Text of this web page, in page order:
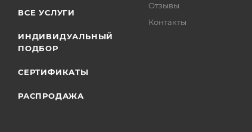
ВСЕ УСЛУГИ
ИНДИВИДУАЛЬНЫЙ
ПОДБОР
СЕРТИФИКАТЫ
РАСПРОДАЖА
Отзывы
Контакты